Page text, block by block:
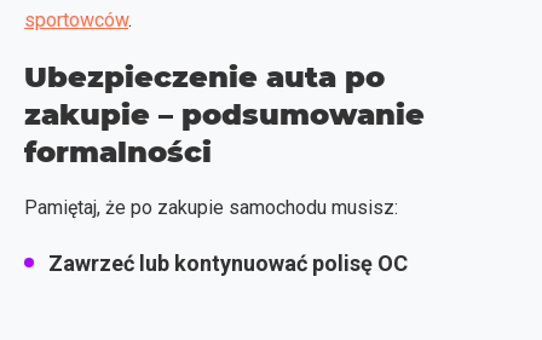
sportowców.
Ubezpieczenie auta po
zakupie – podsumowanie
formalności
Pamiętaj, że po zakupie samochodu musisz:
Zawrzeć lub kontynuować polisę OC